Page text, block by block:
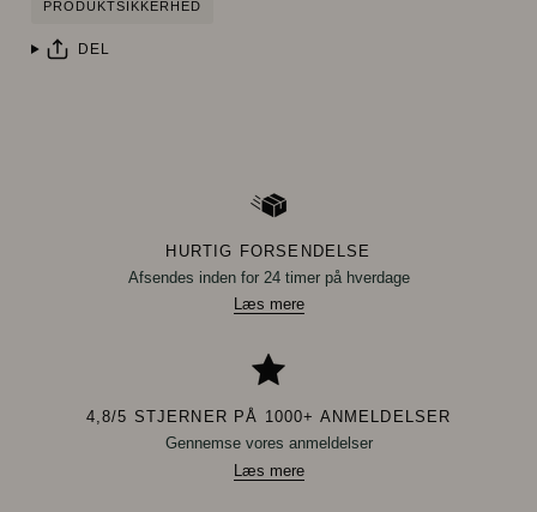
PRODUKTSIKKERHED
DEL
HURTIG FORSENDELSE
Afsendes inden for 24 timer på hverdage
Læs mere
4,8/5 STJERNER PÅ 1000+ ANMELDELSER
Gennemse vores anmeldelser
Læs mere